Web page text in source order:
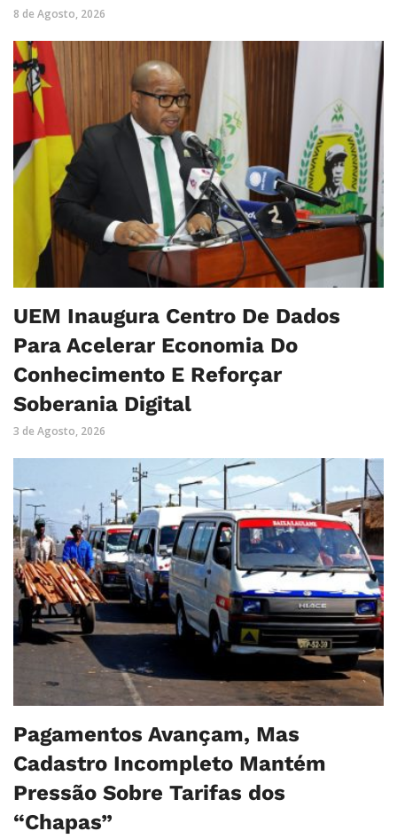
8 de Agosto, 2026
UEM Inaugura Centro De Dados
Para Acelerar Economia Do
Conhecimento E Reforçar
Soberania Digital
3 de Agosto, 2026
Pagamentos Avançam, Mas
Cadastro Incompleto Mantém
Pressão Sobre Tarifas dos
“Chapas”